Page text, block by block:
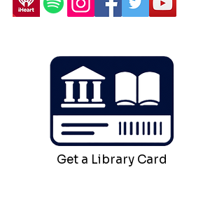
Get a Library Card